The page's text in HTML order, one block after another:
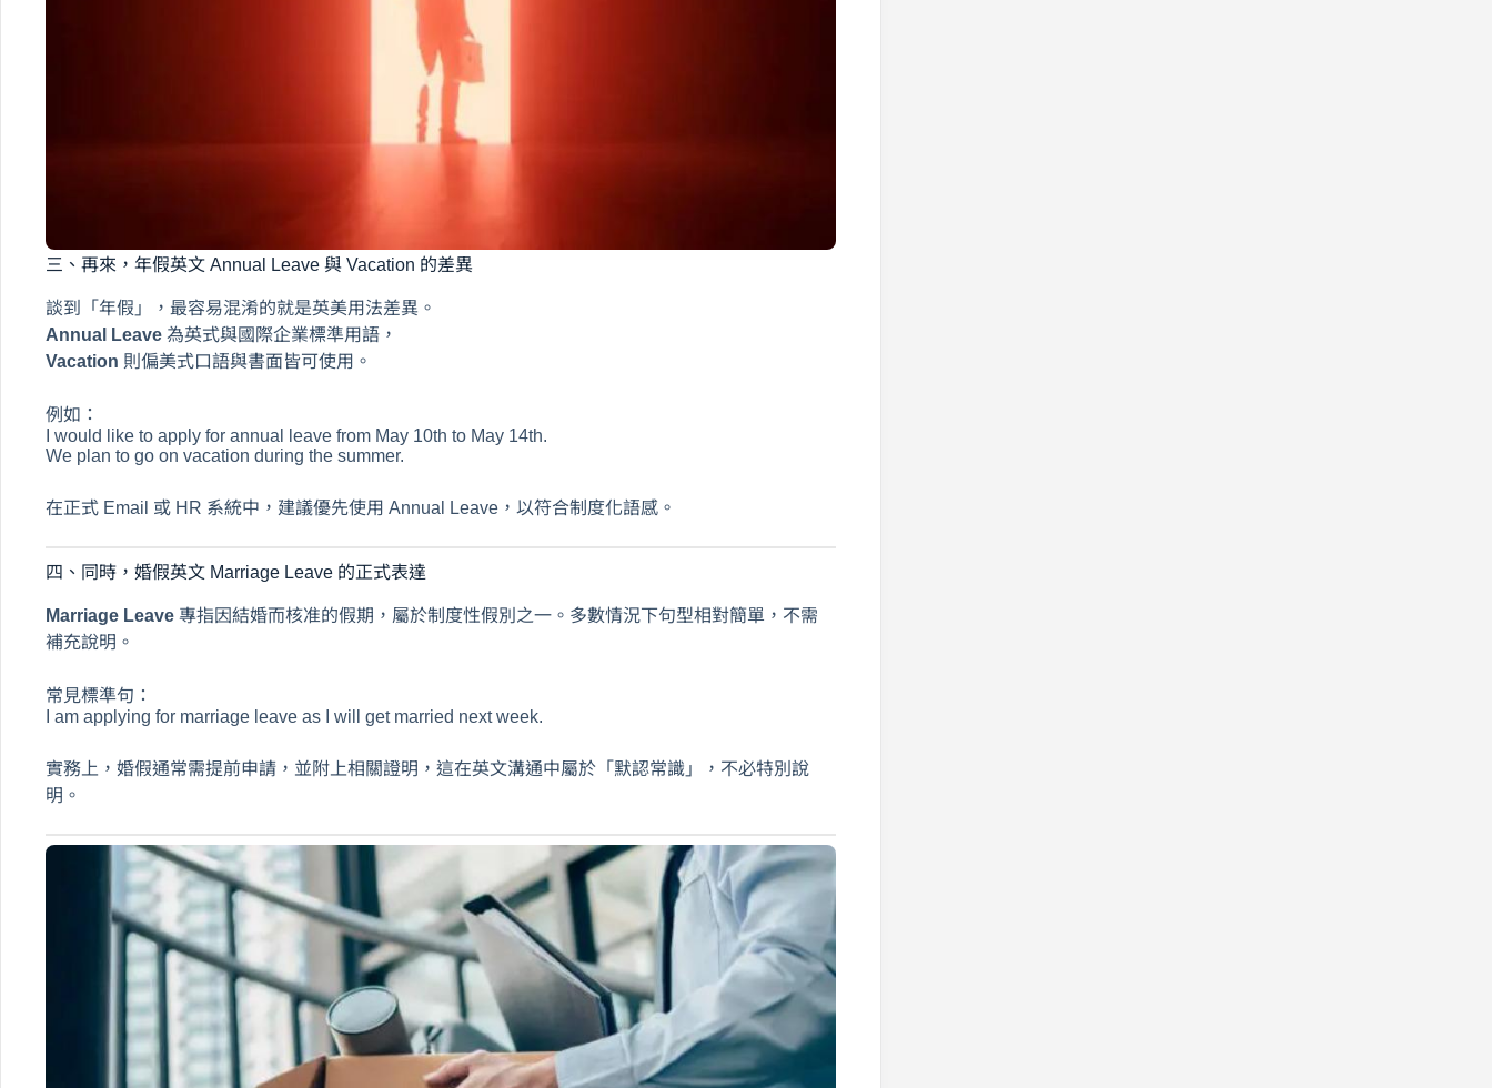
三、再來，年假英文 Annual Leave 與 Vacation 的差異
談到「年假」，最容易混淆的就是英美用法差異。
Annual Leave 為英式與國際企業標準用語，
Vacation 則偏美式口語與書面皆可使用。
例如：
I would like to apply for annual leave from May 10th to May 14th.
We plan to go on vacation during the summer.
在正式 Email 或 HR 系統中，建議優先使用 Annual Leave，以符合制度化語感。
四、同時，婚假英文 Marriage Leave 的正式表達
Marriage Leave 專指因結婚而核准的假期，屬於制度性假別之一。多數情況下句型相對簡單，不需
補充說明。
常見標準句：
I am applying for marriage leave as I will get married next week.
實務上，婚假通常需提前申請，並附上相關證明，這在英文溝通中屬於「默認常識」，不必特別說
明。